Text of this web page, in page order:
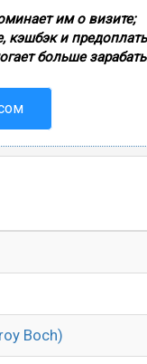
им о визите;
кэшбэк и
больше
Boch)